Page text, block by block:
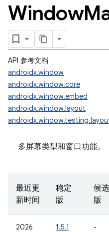
Window
API 参考文档
androidx.window
androidx.window.core
androidx.window.embed
androidx.window.layout
多屏幕类型和窗口功能。
最近更
新时间
稳定
版
候选
版
2026
1.5.1 -